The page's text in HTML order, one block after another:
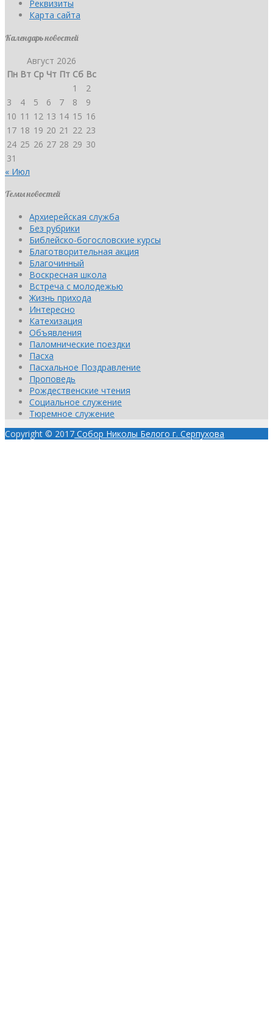
Реквизиты
Карта сайта
Календарь новостей
Август 2026
Пн Вт Ср Чт Пт Сб Вс
1
2
3
4 5 6 7 8
9
10 11 12 13 14 15 16
17 18 19 20 21 22 23
24 25 26 27 28 29 30
31
« Июл
Темы новостей
Архиерейская служба
Без рубрики
Библейско-богословские курсы
Благотворительная акция
Благочинный
Воскресная школа
Встреча с молодежью
Жизнь прихода
Интересно
Катехизация
Объявления
Паломнические поездки
Пасха
Пасхальное Поздравление
Проповедь
Рождественские чтения
Социальное служение
Тюремное служение
Copyright © 2017 Собор Николы Белого г. Серпухова